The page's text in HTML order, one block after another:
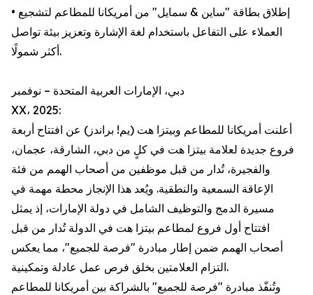
• إطلاق بطاقة "ساين & سمايل" من أمريكانا للمطاعم لتشجيع
العملاء على التفاعل باستخدام لغة الإشارة وتعزيز بيئة تواصل
أكثر شمولًا.
دبي، الإمارات العربية المتحدة – نوفمبر
XX، 2025:
أعلنت أمريكانا للمطاعم وبيتزا هت (يم! براندز) عن افتتاح أربعة
فروع جديدة لعلامة بيتزا هت في كلٍ من دبي، الشارقة، عجمان،
والفجيرة، تُدار من قبل موظفين من أصحاب الهمم من فئة
الإعاقة السمعية والنطقية. ويُعد هذا الإنجاز محطة مهمة في
مسيرة الدمج والتوظيف الشامل في دولة الإمارات، إذ يمثل
افتتاح أول فروع لمطاعم بيتزا هت في الدولة تُدار من قبل
أصحاب الهمم ضمن إطار مبادرة "فرصة للجميع"، مما يعكس
التزام العلامتين بخلق فرص عمل عادلة وتمكينية.
وتُنفّذ مبادرة "فرصة للجميع" بالشراكة بين أمريكانا للمطاعم